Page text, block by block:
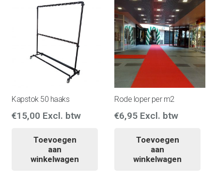
Kapstok 50 haaks
€15,00 Excl. btw
Toevoegen
aan
winkelwagen
Rode loper per m2
€6,95 Excl. btw
Toevoegen
aan
winkelwagen